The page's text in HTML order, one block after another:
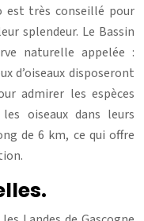
est très conseillé pour
splendeur. Le Bassin
naturelle appelée :
d’oiseaux disposeront
admirer les espèces
oiseaux dans leurs
de 6 km, ce qui offre